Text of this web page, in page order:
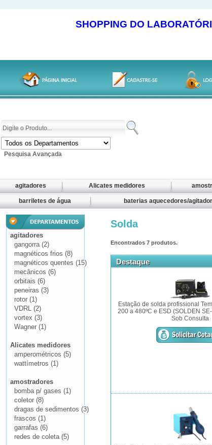
SHOPPING DO
Pesquisa Avançada
agitadores Alicates medidores
barriletes de água baterias aquecedores/
agitadores
gangorra (2)
magnéticos frios (8)
magnéticos quentes (15)
mecânicos (6)
orbitais (6)
peneiras (3)
rotor (1)
VDRL (2)
vortex (3)
Wagner (1)
Alicates medidores
amperométricos (5)
wattímetros (1)
amostradores
bomba p/ gases (1)
coletor (8)
dragas de sedimentos (3)
frascos (1)
garrafas (6)
redes de coleta (5)
Solda
Encontrados 7 produtos.
Destaque
Estação de solda profissional
200 a 480ºC e ESD (SOLDEN
Sob Consulta